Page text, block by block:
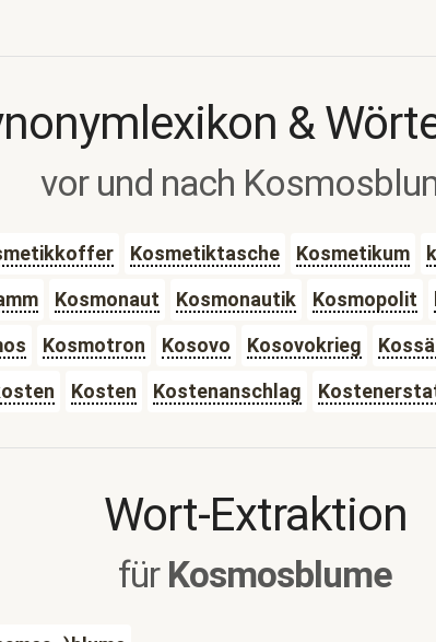
&
vor und nach
Kosmetiktasche Kosmetikum
Kosmonaut Kosmonautik Kosmopolit
Kosmotron Kosovo Kosovokrieg
Kosten Kostenanschlag
Wort-Extraktion
für Kosmosblume